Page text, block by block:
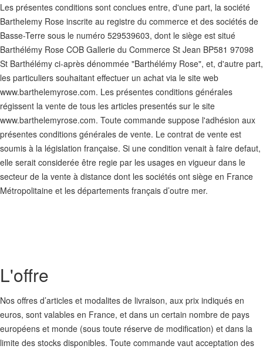
Les présentes conditions sont conclues entre, d'une part, la société
Barthelemy Rose inscrite au registre du commerce et des sociétés de
Basse-Terre sous le numéro 529539603, dont le siège est situé
Barthélémy Rose COB Gallerie du Commerce St Jean BP581 97098
St Barthélémy ci-après dénommée "Barthélémy Rose", et, d'autre part,
les particuliers souhaitant effectuer un achat via le site web
www.barthelemyrose.com. Les présentes conditions générales
régissent la vente de tous les articles presentés sur le site
www.barthelemyrose.com. Toute commande suppose l'adhésion aux
présentes conditions générales de vente. Le contrat de vente est
soumis à la législation française. Si une condition venait à faire defaut,
elle serait considerée être regie par les usages en vigueur dans le
secteur de la vente à distance dont les sociétés ont siège en France
Métropolitaine et les départements français d’outre mer.
L'offre
Nos offres d’articles et modalites de livraison, aux prix indiqués en
euros, sont valables en France, et dans un certain nombre de pays
européens et monde (sous toute réserve de modification) et dans la
limite des stocks disponibles. Toute commande vaut acceptation des